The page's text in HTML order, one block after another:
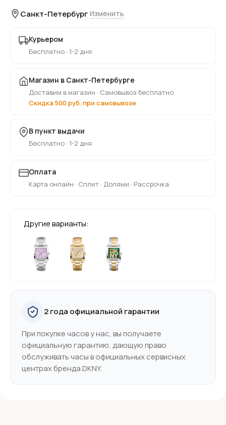
Санкт-Петербург Изменить
Курьером
Бесплатно · 1-2 дня
Магазин в Санкт-Петербурге
Доставим в магазин · Самовывоз бесплатно
Скидка 500 руб. при самовывозе
В пункт выдачи
Бесплатно · 1-2 дня
Оплата
Карта онлайн · Сплит · Долями · Рассрочка
Другие варианты:
2 года официальной гарантии
При покупке часов у нас, вы получаете
официальную гарантию, дающую право
обслуживать часы в официальных сервисных
центрах бренда DKNY.